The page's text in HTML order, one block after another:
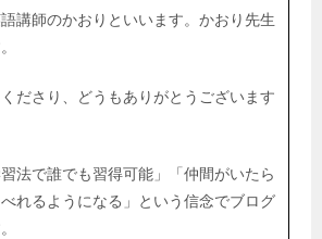
講師のかおりといいます。かおり先生
ださり、どうもありがとうございます
習法で誰でも習得可能」「仲間がいたら
れるようになる」という信念でブログ